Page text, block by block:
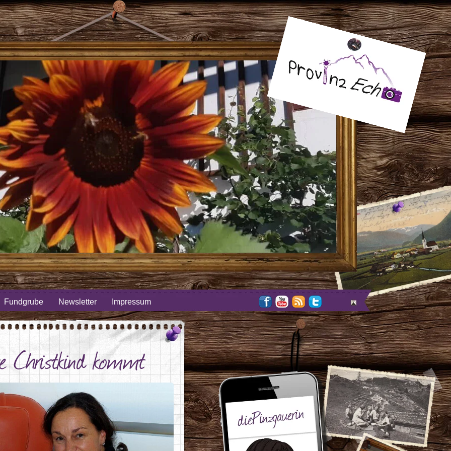
Fundgrube Newsletter Impressum
Christkind kommt